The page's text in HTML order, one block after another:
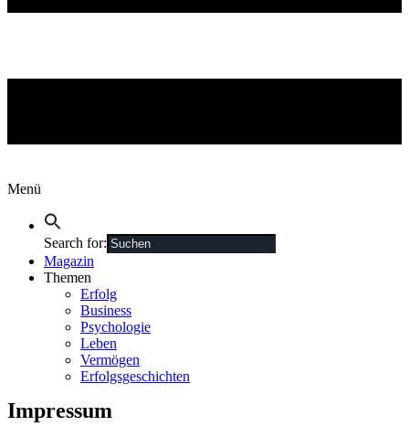
Menü
Search for:
Magazin
Themen
Erfolg
Business
Psychologie
Leben
Vermögen
Erfolgsgeschichten
Impressum